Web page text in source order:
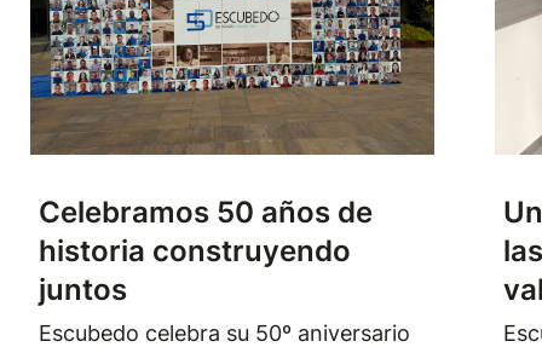
Celebramos 50 años de
historia construyendo
juntos
Escubedo celebra su 50º aniversario